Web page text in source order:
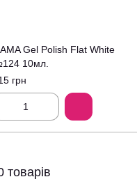
Gel Polish Flat White
10мл.
грн
товарів